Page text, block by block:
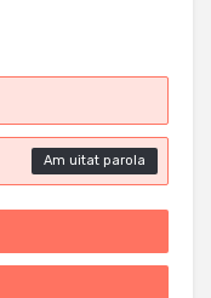
Am uitat parola